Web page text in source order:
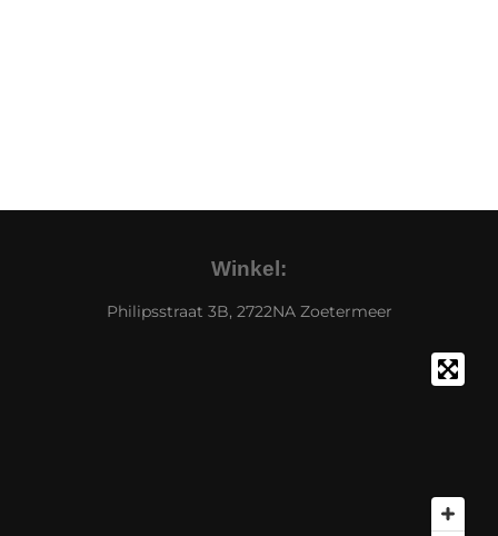
Winkel:
Philipsstraat 3B, 2722NA Zoetermeer